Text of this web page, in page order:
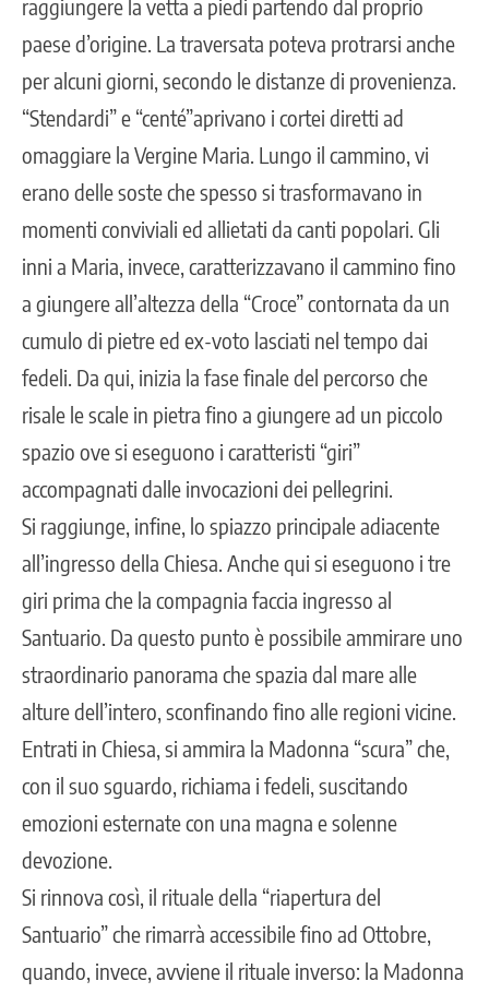
raggiungere la vetta a piedi partendo dal proprio
paese d’origine. La traversata poteva protrarsi anche
per alcuni giorni, secondo le distanze di provenienza.
“Stendardi” e “centé”aprivano i cortei diretti ad
omaggiare la Vergine Maria. Lungo il cammino, vi
erano delle soste che spesso si trasformavano in
momenti conviviali ed allietati da canti popolari. Gli
inni a Maria, invece, caratterizzavano il cammino fino
a giungere all’altezza della “Croce” contornata da un
cumulo di pietre ed ex-voto lasciati nel tempo dai
fedeli. Da qui, inizia la fase finale del percorso che
risale le scale in pietra fino a giungere ad un piccolo
spazio ove si eseguono i caratteristi “giri”
accompagnati dalle invocazioni dei pellegrini.
Si raggiunge, infine, lo spiazzo principale adiacente
all’ingresso della Chiesa. Anche qui si eseguono i tre
giri prima che la compagnia faccia ingresso al
Santuario. Da questo punto è possibile ammirare uno
straordinario panorama che spazia dal mare alle
alture dell’intero, sconfinando fino alle regioni vicine.
Entrati in Chiesa, si ammira la Madonna “scura” che,
con il suo sguardo, richiama i fedeli, suscitando
emozioni esternate con una magna e solenne
devozione.
Si rinnova così, il rituale della “riapertura del
Santuario” che rimarrà accessibile fino ad Ottobre,
quando, invece, avviene il rituale inverso: la Madonna